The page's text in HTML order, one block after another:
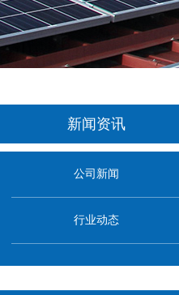
新闻资讯
公司新闻
行业动态